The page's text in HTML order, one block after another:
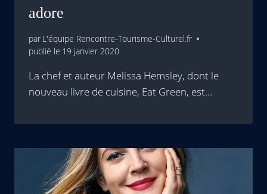
adore
par L'équipe Rencontre-Tourisme-Culturel.fr
publié le 19 janvier 2020
La chef et auteur Melissa Hemsley, dont le
nouveau livre de cuisine, Eat Green, est…